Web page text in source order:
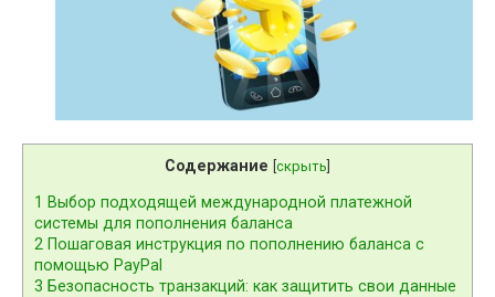
Содержание скрыть
1 Выбор подходящей международной платежной
системы для пополнения баланса
2 Пошаговая инструкция по пополнению баланса с
помощью PayPal
3 Безопасность транзакций: как защитить свои данные